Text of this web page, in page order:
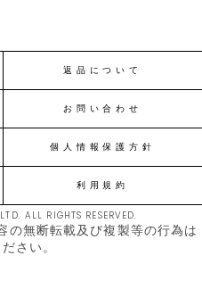
返品について
お問い合わせ
個人情報保護方針
利用規約
ALL RIGHTS RESERVED.
の無断転載及び複製等の行為は
さい。